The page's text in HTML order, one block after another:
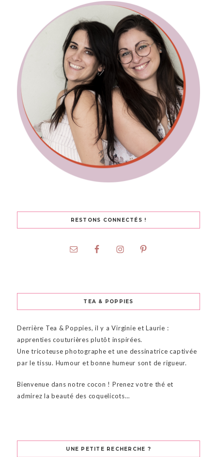
RESTONS CONNECTÉS !
TEA & POPPIES
Derrière Tea & Poppies, il y a Virginie et Laurie :
apprenties couturières plutôt inspirées.
Une tricoteuse photographe et une dessinatrice captivée
par le tissu. Humour et bonne humeur sont de rigueur.
Bienvenue dans notre cocon ! Prenez votre thé et
admirez la beauté des coquelicots…
UNE PETITE RECHERCHE ?